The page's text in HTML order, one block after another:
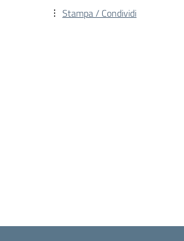
Stampa / Condividi